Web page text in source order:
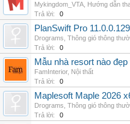
Mykingdom_VTA Hướng dẫn
Trả lời:
0
PlanSwift Pro
Drograms Thông gió thông
Trả lời:
0
Mẫu nhà resort nào
FamInterior, Nội thất
Trả lời:
0
Maplesoft Maple 2026
Drograms Thông gió thông
Trả lời:
0